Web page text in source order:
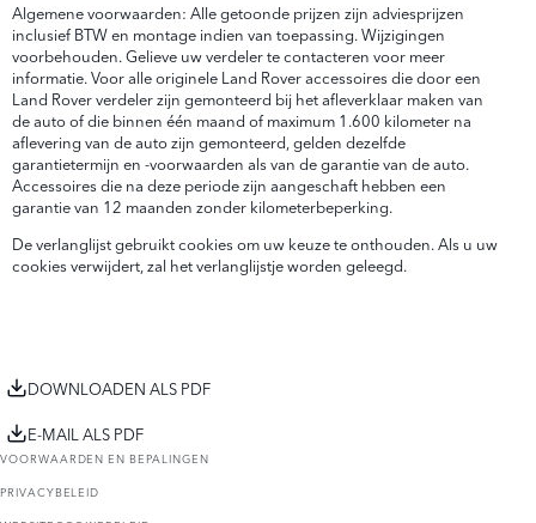
Algemene voorwaarden: Alle getoonde prijzen zijn adviesprijzen
inclusief BTW en montage indien van toepassing. Wijzigingen
voorbehouden. Gelieve uw verdeler te contacteren voor meer
informatie. Voor alle originele Land Rover accessoires die door een
Land Rover verdeler zijn gemonteerd bij het afleverklaar maken van
de auto of die binnen één maand of maximum 1.600 kilometer na
aflevering van de auto zijn gemonteerd, gelden dezelfde
garantietermijn en -voorwaarden als van de garantie van de auto.
Accessoires die na deze periode zijn aangeschaft hebben een
garantie van 12 maanden zonder kilometerbeperking.
De verlanglijst gebruikt cookies om uw keuze te onthouden. Als u uw
cookies verwijdert, zal het verlanglijstje worden geleegd.
DOWNLOADEN ALS PDF
E-MAIL ALS PDF
VOORWAARDEN EN BEPALINGEN
PRIVACYBELEID